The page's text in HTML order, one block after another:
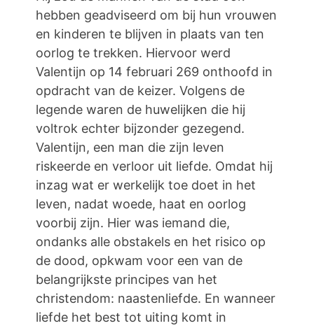
hebben geadviseerd om bij hun vrouwen
en kinderen te blijven in plaats van ten
oorlog te trekken. Hiervoor werd
Valentijn op 14 februari 269 onthoofd in
opdracht van de keizer. Volgens de
legende waren de huwelijken die hij
voltrok echter bijzonder gezegend.
Valentijn, een man die zijn leven
riskeerde en verloor uit liefde. Omdat hij
inzag wat er werkelijk toe doet in het
leven, nadat woede, haat en oorlog
voorbij zijn. Hier was iemand die,
ondanks alle obstakels en het risico op
de dood, opkwam voor een van de
belangrijkste principes van het
christendom: naastenliefde. En wanneer
liefde het best tot uiting komt in